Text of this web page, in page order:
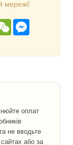
мережі!
WeChat
оплат
не вводьте
сайтах або за